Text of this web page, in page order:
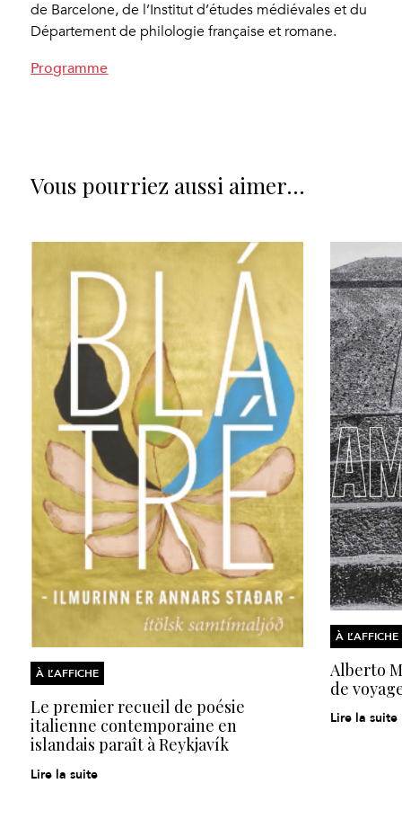
de Barcelone, de l’Institut d’études médiévales et du
Département de philologie française et romane.
Programme
Vous pourriez aussi aimer…
À L’AFFICHE
Le premier recueil de poésie
italienne contemporaine en
islandais paraît à Reykjavík
Lire la suite
À L’AFFICHE
Alberto
de
Lire la suite